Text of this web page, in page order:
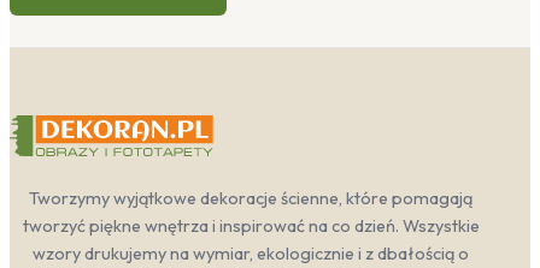
Tworzymy wyjątkowe dekoracje ścienne, które pomagają
tworzyć piękne wnętrza i inspirować na co dzień. Wszystkie
wzory drukujemy na wymiar, ekologicznie i z dbałością o